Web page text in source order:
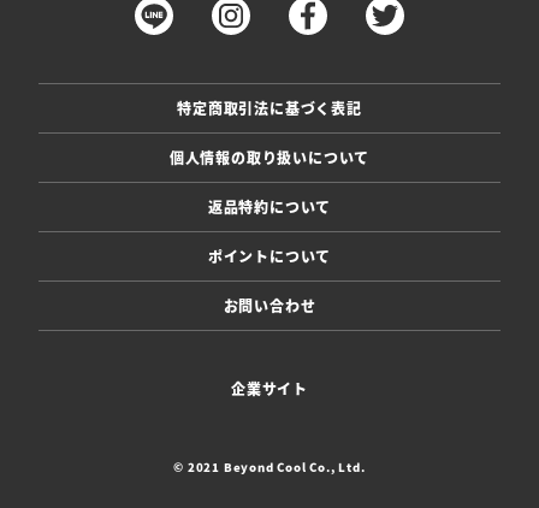
特定商取引法に基づく表記
個人情報の取り扱いについて
返品特約について
ポイントについて
お問い合わせ
企業サイト
© 2021 Beyond Cool Co., Ltd.